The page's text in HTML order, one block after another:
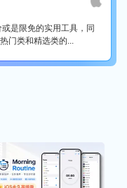
是限免的实用工具，同
门类和精选类的...